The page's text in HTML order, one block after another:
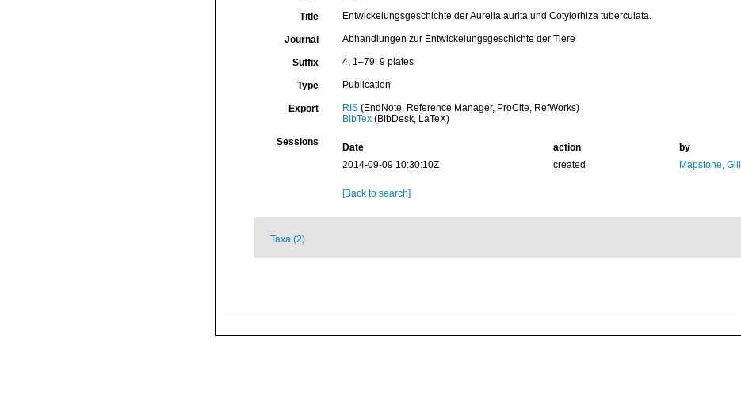
Title Entwickelungsgeschichte der Aurelia aurita und Cotylorhiza tuberculata.
Journal Abhandlungen zur Entwickelungsgeschichte der Tiere
Suffix 4, 1–79; 9 plates
Type Publication
Export RIS(EndNote, Reference Manager, ProCite, RefWorks)
BibTex(BibDesk, LaTeX)
Sessions Date action
by
2014-09-09 10:30:10Z
created Mapstone, Gill
[Back to search]
Taxa (2)